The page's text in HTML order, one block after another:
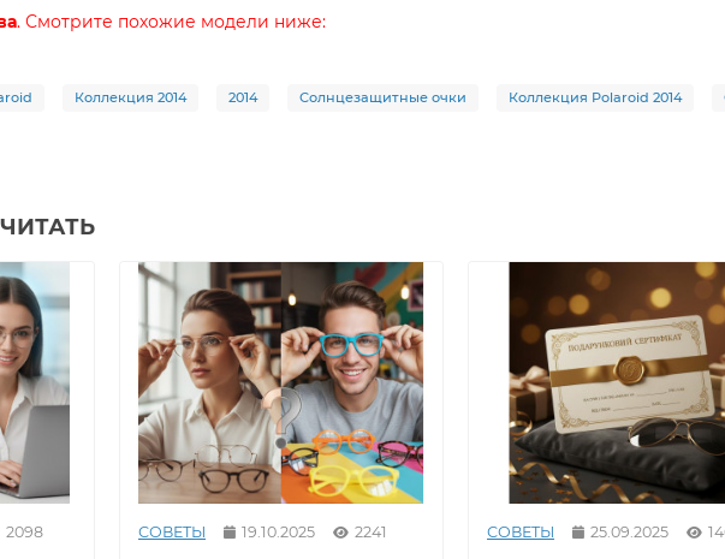
. Смотрите похожие модели ниже:
Коллекция 2014 2014 Солнцезащитные очки Коллекция Polaroid 2014
2098 СОВЕТЫ 19.10.2025 2241 СОВЕТЫ 25.09.2025